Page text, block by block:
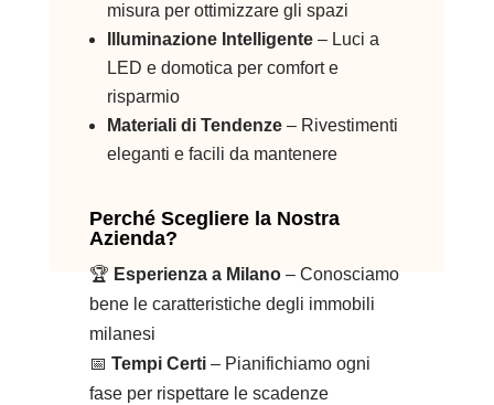
misura per ottimizzare gli spazi
Illuminazione Intelligente – Luci a
LED e domotica per comfort e
risparmio
Materiali di Tendenze – Rivestimenti
eleganti e facili da mantenere
Perché Scegliere la Nostra
Azienda?
🏆 Esperienza a Milano – Conosciamo
bene le caratteristiche degli immobili
milanesi
📅 Tempi Certi – Pianifichiamo ogni
fase per rispettare le scadenze